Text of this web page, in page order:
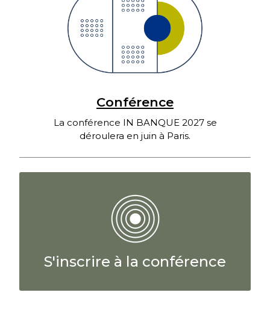
Conférence
La conférence IN BANQUE 2027 se
déroulera en juin à Paris.
S'inscrire à la conférence